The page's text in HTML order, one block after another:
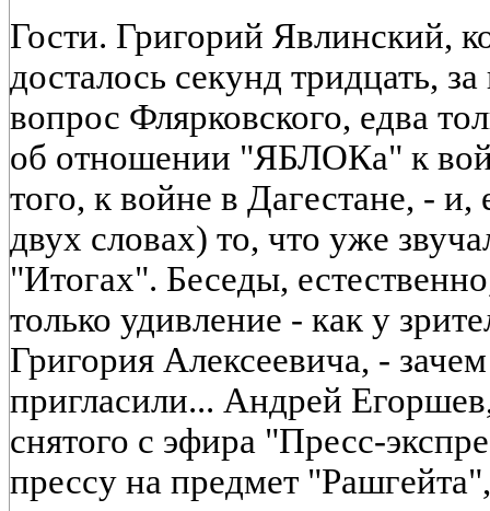
Гости. Григорий Явлинский,
досталось секунд тридцать,
вопрос Флярковского, едва
об отношении "ЯБЛОКа" к
того, к войне в Дагестане, - и,
двух словах) то, что уже
"Итогах". Беседы,
только удивление - как у
Григория Алексеевича, -
пригласили... Андрей
снятого с эфира "Пресс-
прессу на предмет